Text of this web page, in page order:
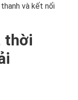
và kết nối
thời